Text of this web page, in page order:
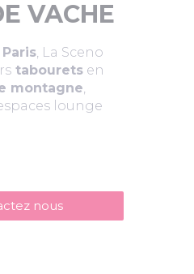
VACHE
, La Sceno
tabourets en
montagne,
lounge
nous